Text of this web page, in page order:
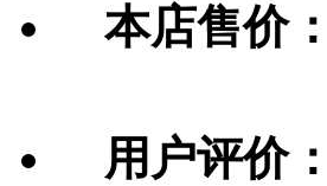
本店售价：
用户评价：